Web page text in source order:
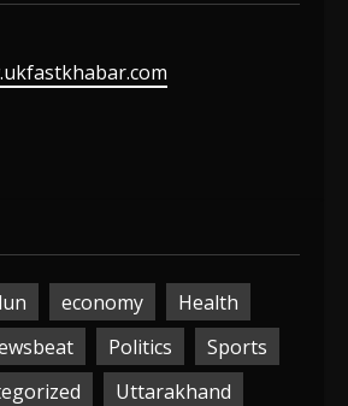
economy
Health
Politics
Sports
Uttarakhand